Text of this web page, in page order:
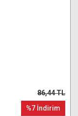
86,44 TL
%7 İndirim